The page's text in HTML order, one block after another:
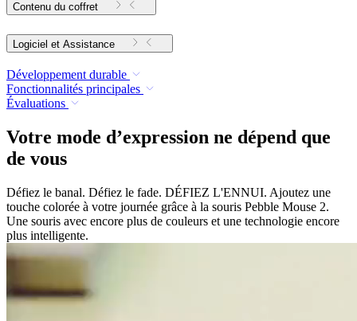
Contenu du coffret
Logiciel et Assistance
Développement durable
Fonctionnalités principales
Évaluations
Votre mode d’expression ne dépend que
de vous
Défiez le banal. Défiez le fade. DÉFIEZ L'ENNUI. Ajoutez une
touche colorée à votre journée grâce à la souris Pebble Mouse 2.
Une souris avec encore plus de couleurs et une technologie encore
plus intelligente.